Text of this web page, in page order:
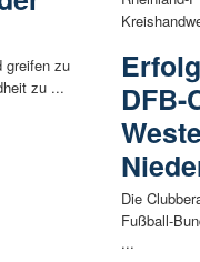
greifen zu
zu ...
Die
Fußball-
...